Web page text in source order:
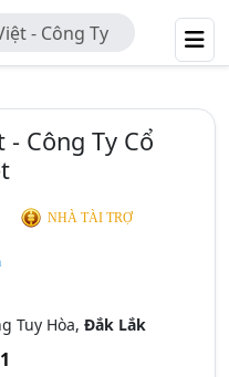
- Công Ty
- Công Ty Cổ
NHÀ TÀI TRỢ
Tuy Hòa, Đắk Lắk